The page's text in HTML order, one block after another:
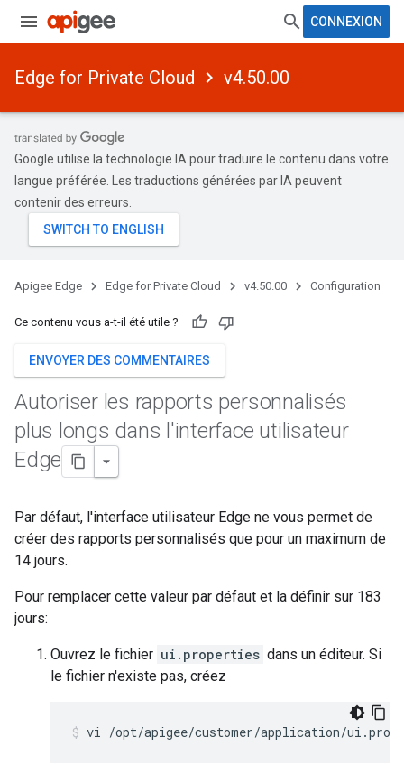
CONNEXION
Edge for Private Cloud v4.50.00
Google utilise la technologie IA pour traduire le contenu dans votre
langue préférée. Les traductions générées par IA peuvent
contenir des erreurs.
Apigee Edge Edge for Private Cloud v4.50.00 Configuration
Ce contenu vous a-t-il été utile ?
ENVOYER DES COMMENTAIRES
Autoriser les rapports personnalisés
plus longs dans l'interface utilisateur
Edge
Par défaut, l'interface utilisateur Edge ne vous permet de
créer des rapports personnalisés que pour un maximum de
14 jours.
Pour remplacer cette valeur par défaut et la définir sur 183
jours:
Ouvrez le fichier ui.properties dans un éditeur. Si
le fichier n'existe pas, créez
vi /opt/apigee/customer/application/